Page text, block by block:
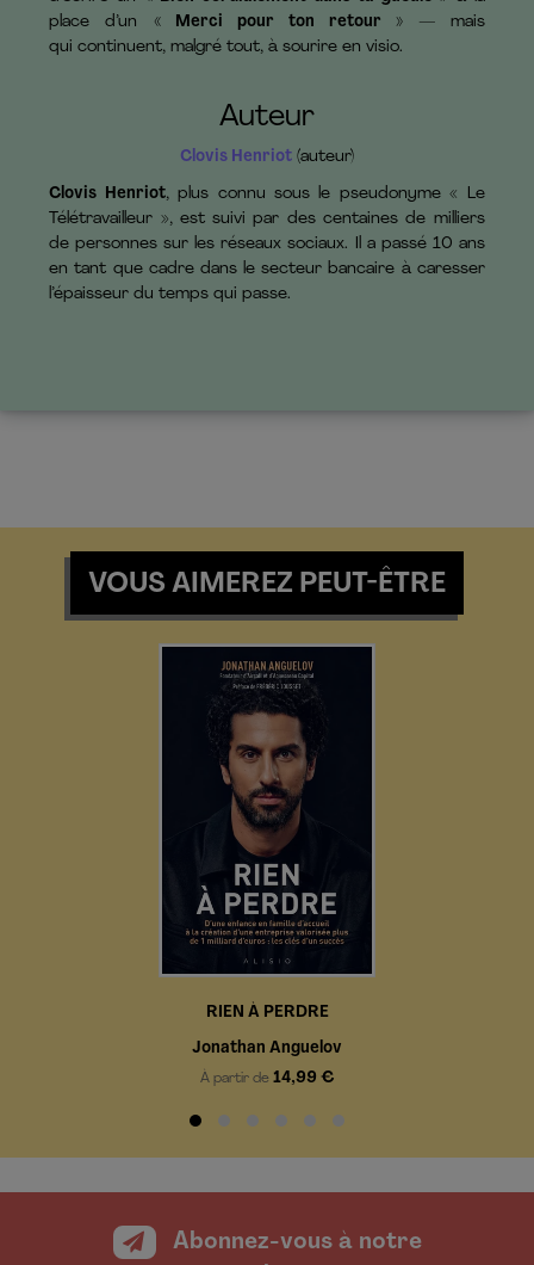
place d’un « Merci pour ton retour » — mais
qui continuent, malgré tout, à sourire en visio.
Auteur
Clovis Henriot(auteur)
Clovis Henriot, plus connu sous le pseudonyme « Le
Télétravailleur », est suivi par des centaines de milliers
de personnes sur les réseaux sociaux. Il a passé 10 ans
en tant que cadre dans le secteur bancaire à caresser
l’épaisseur du temps qui passe.
VOUS AIMEREZ PEUT-ÊTRE
RIEN À PERDRE
Jonathan Anguelov
À partir de 14,99 €
Abonnez-vous à notre